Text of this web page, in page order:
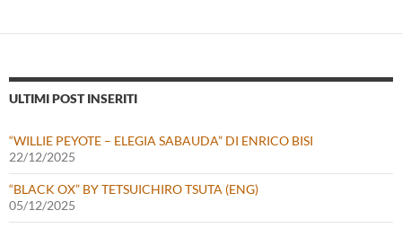
ULTIMI POST INSERITI
“WILLIE PEYOTE – ELEGIA SABAUDA” DI ENRICO BISI
22/12/2025
“BLACK OX” BY TETSUICHIRO TSUTA (ENG)
05/12/2025